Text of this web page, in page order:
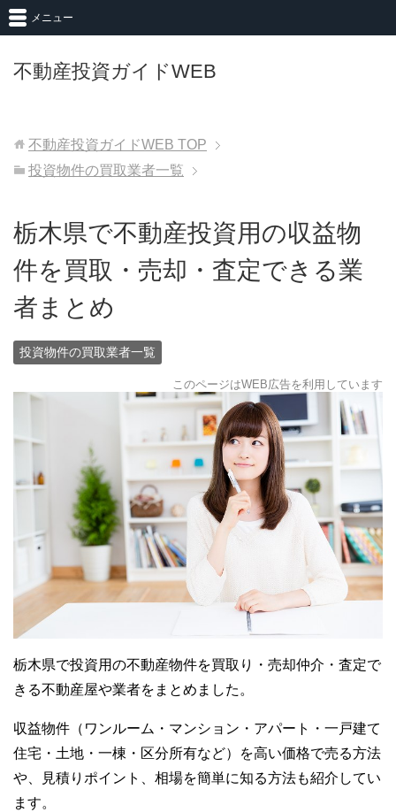
不動産投資ガイドWEB
メニュー
不動産投資ガイドWEB TOP
投資物件の買取業者一覧
栃木県で不動産投資用の収益物
件を買取・売却・査定できる業
者まとめ
投資物件の買取業者一覧
このページはWEB広告を利用しています
栃木県で投資用の不動産物件を買取り・売却仲介・査定で
きる不動産屋や業者をまとめました。
収益物件（ワンルーム・マンション・アパート・一戸建て
住宅・土地・一棟・区分所有など）を高い価格で売る方法
や、見積りポイント、相場を簡単に知る方法も紹介してい
ます。